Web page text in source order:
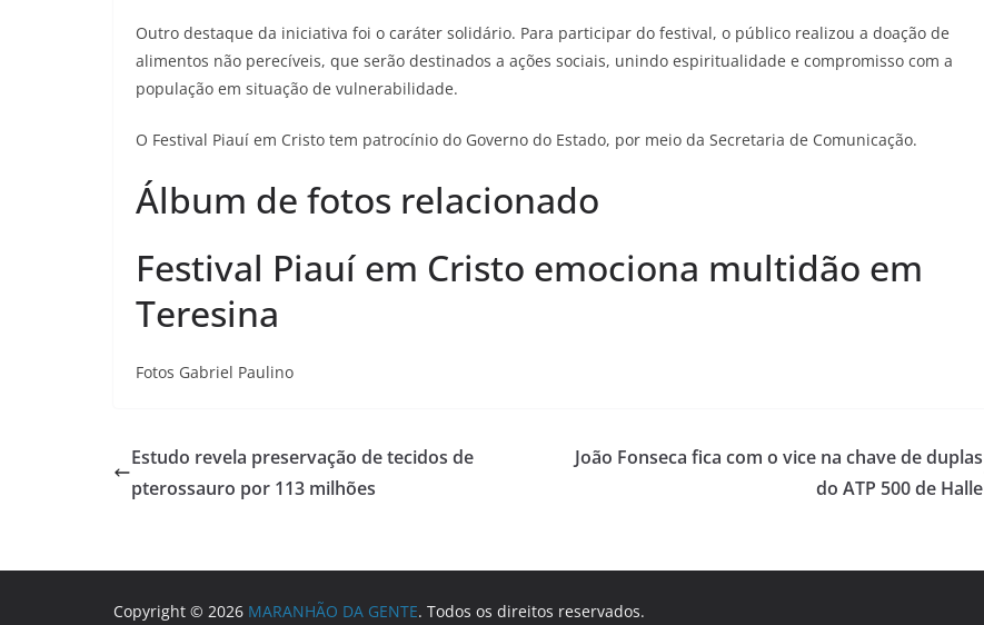
Outro destaque da iniciativa foi o caráter solidário. Para participar do festival, o público realizou a doação de
alimentos não perecíveis, que serão destinados a ações sociais, unindo espiritualidade e compromisso com a
população em situação de vulnerabilidade.
O Festival Piauí em Cristo tem patrocínio do Governo do Estado, por meio da Secretaria de Comunicação.
Álbum de fotos relacionado
Festival Piauí em Cristo emociona multidão em
Teresina
Fotos Gabriel Paulino
Estudo revela preservação de tecidos de
pterossauro por 113 milhões
João Fonseca fica com o vice na chave de duplas
do ATP 500 de Halle
Copyright © 2026 MARANHÃO DA GENTE. Todos os direitos reservados.